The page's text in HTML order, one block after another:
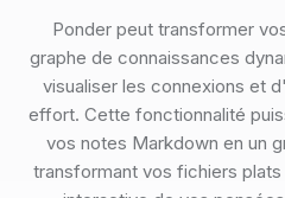
Ponder peut transformer
graphe de connaissances
visualiser les connexions et
effort. Cette fonctionnalité
vos notes Markdown en un
transformant vos fichiers